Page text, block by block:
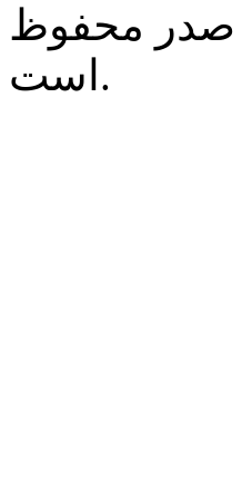
صدر محفوظ
است.